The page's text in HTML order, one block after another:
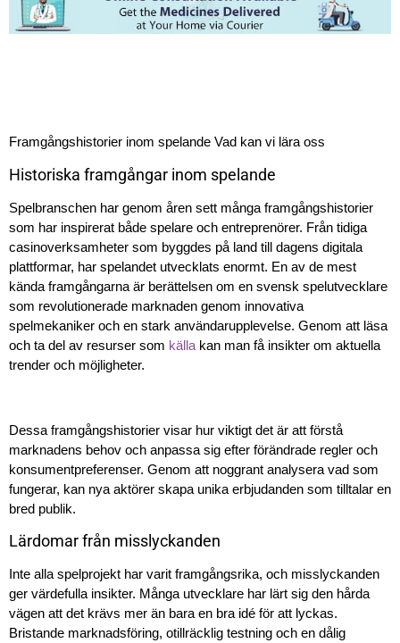
Framgångshistorier inom spelande Vad kan vi lära oss
Historiska framgångar inom spelande
Spelbranschen har genom åren sett många framgångshistorier
som har inspirerat både spelare och entreprenörer. Från tidiga
casinoverksamheter som byggdes på land till dagens digitala
plattformar, har spelandet utvecklats enormt. En av de mest
kända framgångarna är berättelsen om en svensk spelutvecklare
som revolutionerade marknaden genom innovativa
spelmekaniker och en stark användarupplevelse. Genom att läsa
och ta del av resurser som källa kan man få insikter om aktuella
trender och möjligheter.
Dessa framgångshistorier visar hur viktigt det är att förstå
marknadens behov och anpassa sig efter förändrade regler och
konsumentpreferenser. Genom att noggrant analysera vad som
fungerar, kan nya aktörer skapa unika erbjudanden som tilltalar en
bred publik.
Lärdomar från misslyckanden
Inte alla spelprojekt har varit framgångsrika, och misslyckanden
ger värdefulla insikter. Många utvecklare har lärt sig den hårda
vägen att det krävs mer än bara en bra idé för att lyckas.
Bristande marknadsföring, otillräcklig testning och en dålig